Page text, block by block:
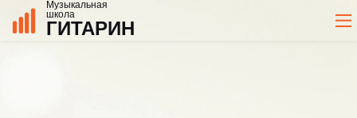
Музыкальная
школа
ГИТАРИН